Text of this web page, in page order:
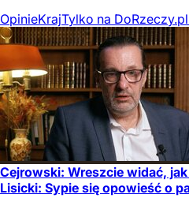
OpinieKrajTylko na DoRzeczy.pl
Cejrowski: Wreszcie widać,
Lisicki: Sypie się opowieść o